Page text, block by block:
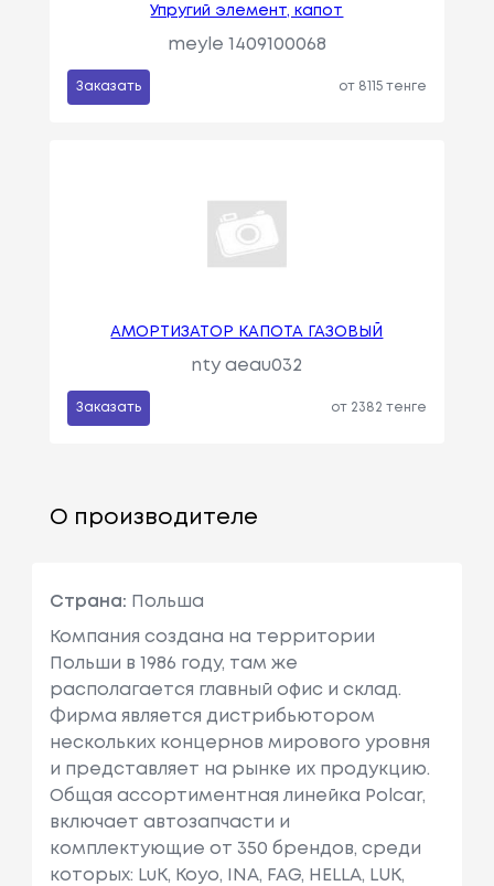
Упругий элемент, капот
meyle 1409100068
Заказать от 8115 тенге
АМОРТИЗАТОР КАПОТА ГАЗОВЫЙ
nty aeau032
Заказать от 2382 тенге
О производителе
Страна: Польша
Компания создана на территории
Польши в 1986 году, там же
располагается главный офис и склад.
Фирма является дистрибьютором
нескольких концернов мирового уровня
и представляет на рынке их продукцию.
Общая ассортиментная линейка Polcar,
включает автозапчасти и
комплектующие от 350 брендов, среди
которых: LuK, Koyo, INA, FAG, HELLA, LUK,